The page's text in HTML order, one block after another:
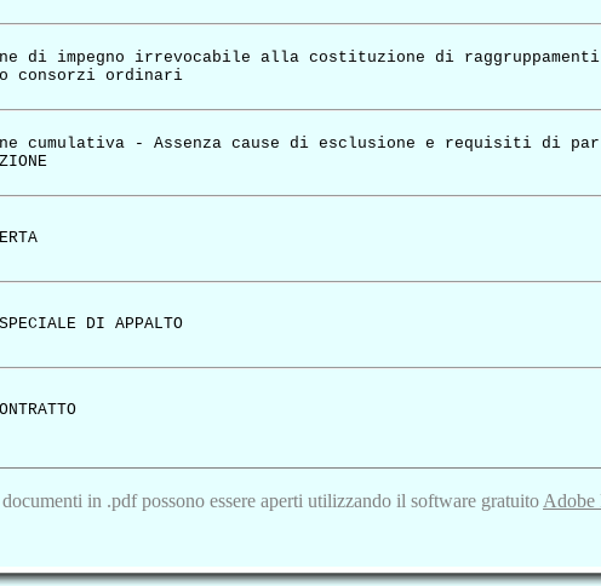
di impegno irrevocabile alla costituzione di raggruppamenti
consorzi ordinari
cumulativa - Assenza cause di esclusione e requisiti di
DI APPALTO
in .pdf possono essere aperti utilizzando il software gratuito Adobe